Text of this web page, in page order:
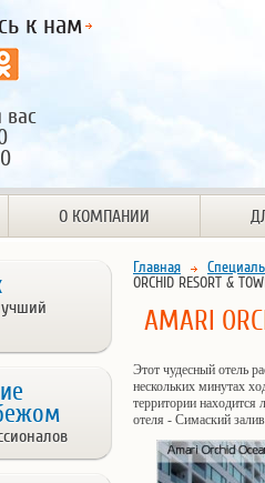
к нам
О КОМПАНИИ
Главная
ORCHID RESORT &
AMARI
Этот чудесный отель
нескольких минутах
территории находится
отеля - Симаский